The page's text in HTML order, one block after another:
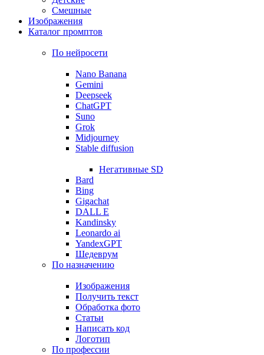
Смешные
Изображения
Каталог промптов
По нейросети
Nano Banana
Gemini
Deepseek
ChatGPT
Suno
Grok
Midjourney
Stable diffusion
Негативные SD
Bard
Bing
Gigachat
DALL E
Kandinsky
Leonardo ai
YandexGPT
Шедеврум
По назначению
Изображения
Получить текст
Обработка фото
Статьи
Написать код
Логотип
По профессии